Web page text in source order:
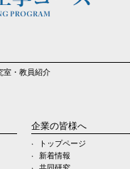
室・教員紹介
企業の皆様へ
トップページ
新着情報